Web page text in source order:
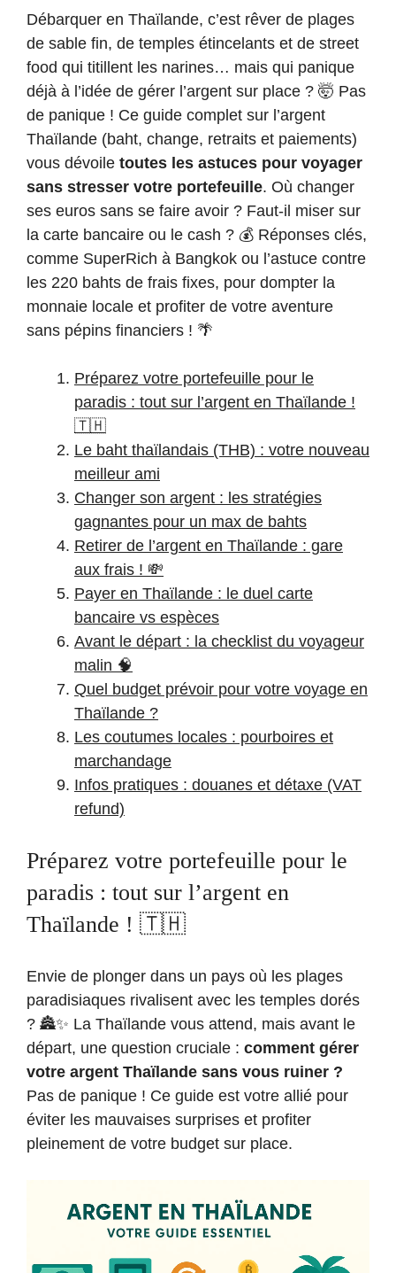
Débarquer en Thaïlande, c’est rêver de plages
de sable fin, de temples étincelants et de street
food qui titillent les narines… mais qui panique
déjà à l’idée de gérer l’argent sur place ? 🤯 Pas
de panique ! Ce guide complet sur l’argent
Thaïlande (baht, change, retraits et paiements)
vous dévoile toutes les astuces pour voyager
sans stresser votre portefeuille. Où changer
ses euros sans se faire avoir ? Faut-il miser sur
la carte bancaire ou le cash ? 💰 Réponses clés,
comme SuperRich à Bangkok ou l’astuce contre
les 220 bahts de frais fixes, pour dompter la
monnaie locale et profiter de votre aventure
sans pépins financiers ! 🌴
Préparez votre portefeuille pour le
paradis : tout sur l’argent en Thaïlande !
🇹🇭
Le baht thaïlandais (THB) : votre nouveau
meilleur ami
Changer son argent : les stratégies
gagnantes pour un max de bahts
Retirer de l’argent en Thaïlande : gare
aux frais ! 💸
Payer en Thaïlande : le duel carte
bancaire vs espèces
Avant le départ : la checklist du voyageur
malin 🧠
Quel budget prévoir pour votre voyage en
Thaïlande ?
Les coutumes locales : pourboires et
marchandage
Infos pratiques : douanes et détaxe (VAT
refund)
Préparez votre portefeuille pour le
paradis : tout sur l’argent en
Thaïlande ! 🇹🇭
Envie de plonger dans un pays où les plages
paradisiaques rivalisent avec les temples dorés
? 🏯✨ La Thaïlande vous attend, mais avant le
départ, une question cruciale : comment gérer
votre argent Thaïlande sans vous ruiner ?
Pas de panique ! Ce guide est votre allié pour
éviter les mauvaises surprises et profiter
pleinement de votre budget sur place.